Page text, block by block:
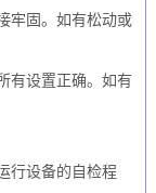
牢固。如有松动或
有设置正确。如有
行设备的自检程